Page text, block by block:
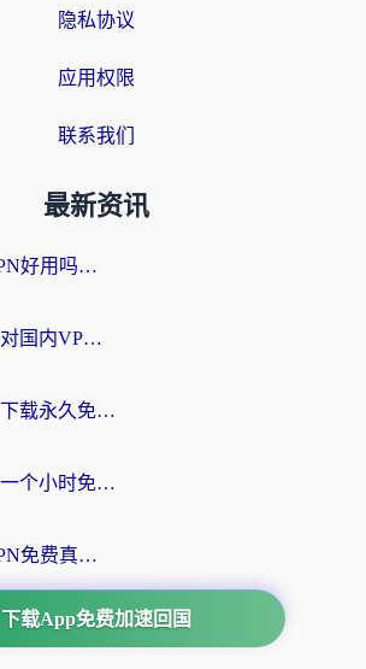
隐私协议
应用权限
联系我们
最新资讯
海外党必看：穿梭VPN好用吗？和云帆VPN对比哪个回国效果更好？附真实测评+避坑指南
海外党必看：如何选对国内VPN，实现无缝访问国内资源？
海外党必看：加速器下载永久免费版真的存在吗？教你无缝访问国内资源的正确姿势
海外党自救指南：用一个小时免费加速器，轻松打破国内资源访问壁垒？
海外党必看：中国VPN免费真的靠谱吗？手把手教你选对回国加速器
下载App免费加速回国